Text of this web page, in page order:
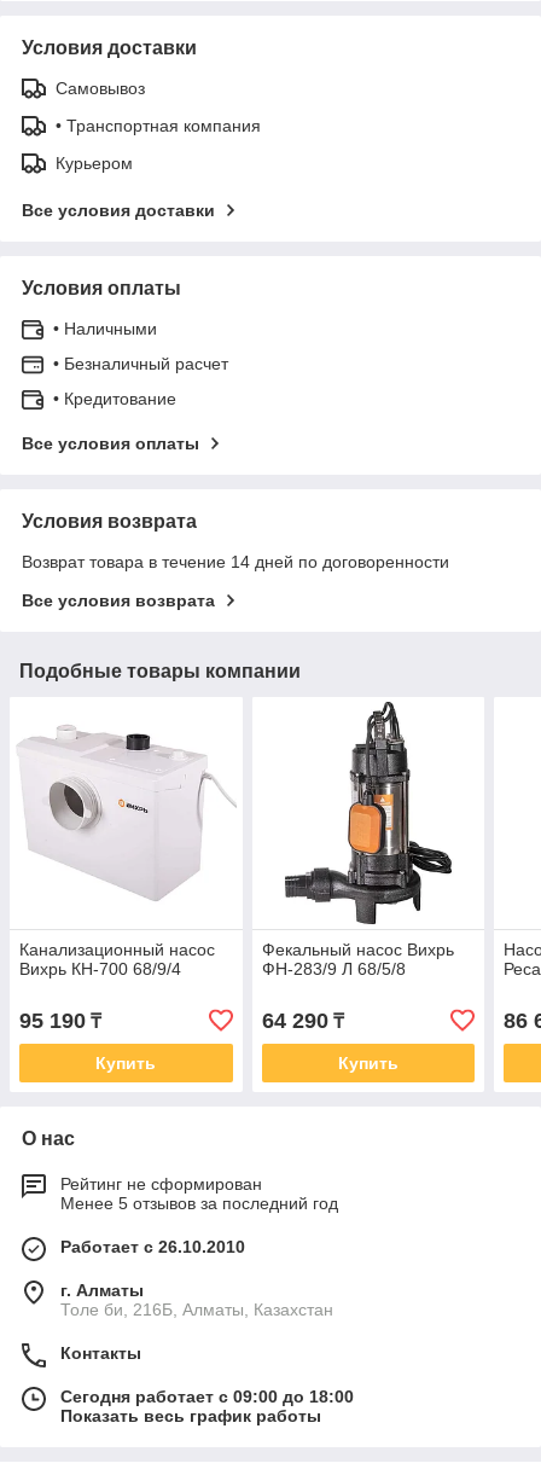
Условия доставки
Самовывоз
• Транспортная компания
Курьером
Все условия доставки
Условия оплаты
• Наличными
• Безналичный расчет
• Кредитование
Все условия оплаты
Условия возврата
Возврат товара в течение 14 дней по договоренности
Все условия возврата
Подобные товары компании
Канализационный насос
Вихрь КН-700 68/9/4
95 190 ₸
Купить
Фекальный насос Вихрь
ФН-283/9 Л 68/5/8
64 290₸
Купить
86
О нас
Рейтинг не сформирован
Менее 5 отзывов за последний год
Работает с 26.10.2010
г. Алматы
Толе би, 216Б, Алматы, Казахстан
Контакты
Сегодня работает с 09:00 до 18:00
Показать весь график работы